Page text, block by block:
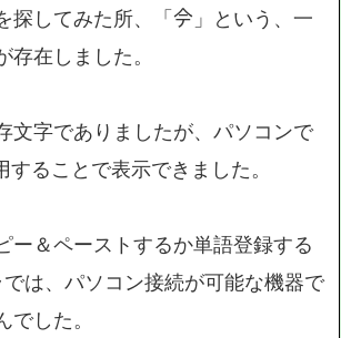
探してみた所、「𫝆」という、一
在しました。
文字でありましたが、パソコンで
ることで表示できました。
ー＆ペーストするか単語登録する
は、パソコン接続が可能な機器で
した。